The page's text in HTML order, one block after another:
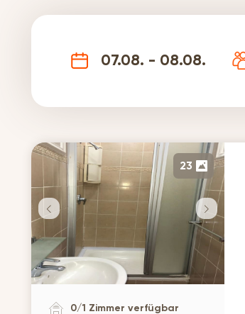
07.08. - 08.08.
23
0/1 Zimmer verfügbar